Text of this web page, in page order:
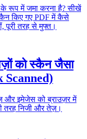
रूप में जमा करना है? सीखें
किए गए PDF में कैसे
पूरी तरह से मुफ्त।
को स्कैन जैसा
Scanned)
और इमेजेस को ब्राउज़र में
तरह निजी और तेज़।